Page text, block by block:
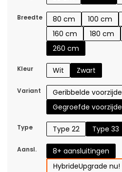
Breedte 80 cm 100 cm
160 cm
180 cm
260 cm
Kleur Wit Zwart
Variant Geribbelde voorzijde
Gegroefde voorzijde
Type Type 22 Type 33
Aansl.
8+ aansluitingen
HybrideUpgrade nu!